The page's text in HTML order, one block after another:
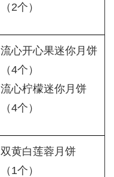
（2个）
流心开心果迷你月饼
（4个）
流心柠檬迷你月饼
（4个）
双黄白莲蓉月饼
（1个）